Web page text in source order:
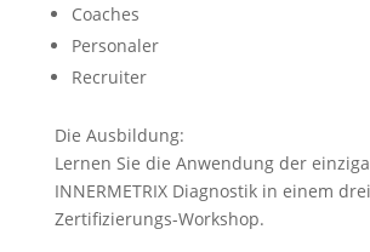
Coaches
Personaler
Recruiter
Die Ausbildung:
Lernen Sie die Anwendung der
INNERMETRIX Diagnostik in einem
Zertifizierungs-Workshop.